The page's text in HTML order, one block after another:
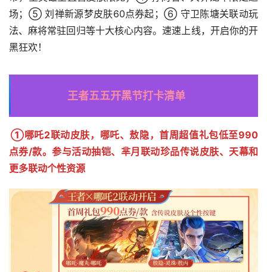
场；⑤ 刘禅新源梦皮肤60点券起；⑥ 守卫陈塘关联动玩
法、麻将常驻回归等十大核心内容。速速上线，开启你的开
黑狂欢！
王者五五开黑节打卡清单
①哪吒2联动皮肤，哪吒、敖隐，首周超值礼包低至990
点券/款。参与活动抽铠、芈月联动珍品传说皮肤、天幕和
更多联动个性资源